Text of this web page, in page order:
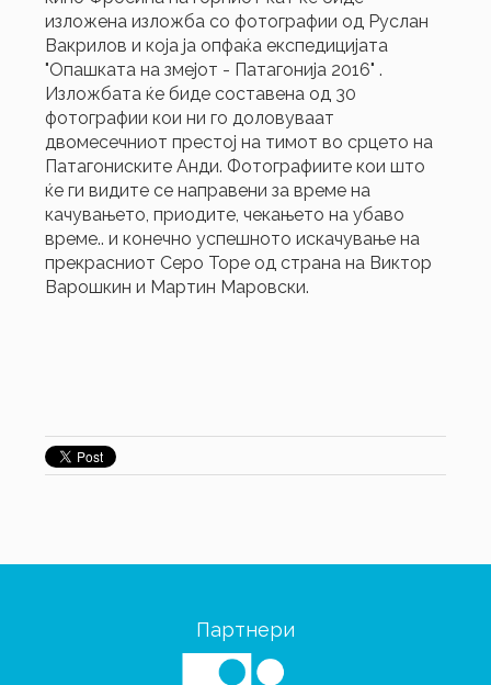
изложена изложба со фотографии од Руслан
Вакрилов и која ја опфаќа експедицијата
"Опашката на змејот - Патагонија 2016" .
Изложбата ќе биде составена од 30
фотографии кои ни го доловуваат
двомесечниот престој на тимот во срцето на
Патагониските Анди. Фотографиите кои што
ќе ги видите се направени за време на
качувањето, приодите, чекањето на убаво
време.. и конечно успешното искачување на
прекрасниот Серо Торе од страна на Виктор
Варошкин и Мартин Маровски.
Партнери